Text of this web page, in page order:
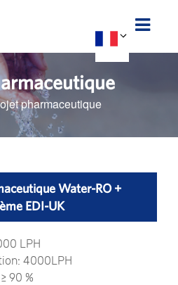
pharmaceutique
Water-RO +
EDI-UK
LPH
4000LPH
90 %